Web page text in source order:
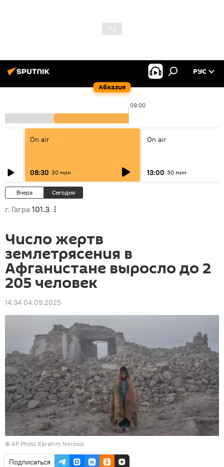
Абхазия
РУС
09:00
On air
08:30 30 мин
On air
13:00 30 мин
Вчера Сегодня
г. Гагра 101.3
Число жертв
землетрясения в
Афганистане выросло до 2
205 человек
14:34 04.09.2025
© AP Photo Ebrahim Noroozi
Подписаться